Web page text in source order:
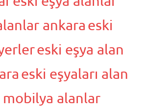
ankara eski
eski eşya alan
eski eşyaları alan
mobilya alanlar